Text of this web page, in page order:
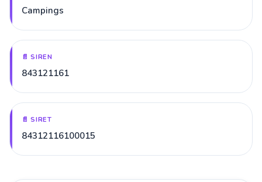
Campings
📄 SIREN
843121161
📄 SIRET
84312116100015